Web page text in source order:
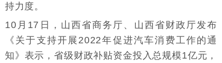
持力度。
10月17日，山西省商务厅、山西省财政厅发布
《关于支持开展2022年促进汽车消费工作的通
知》表示，省级财政补贴资金投入总规模1亿元，